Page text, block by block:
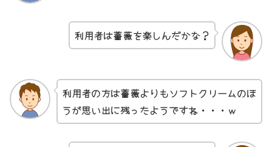
利用者は薔薇を楽しんだかな？
利用者の方は薔薇よりもソフトクリームのほ
うが思い出に残ったようですね・・・ｗ